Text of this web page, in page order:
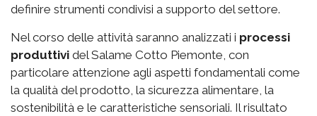
definire strumenti condivisi a supporto del settore.
Nel corso delle attività saranno analizzati i processi
produttivi del Salame Cotto Piemonte, con
particolare attenzione agli aspetti fondamentali come
la qualità del prodotto, la sicurezza alimentare, la
sostenibilità e le caratteristiche sensoriali. Il risultato